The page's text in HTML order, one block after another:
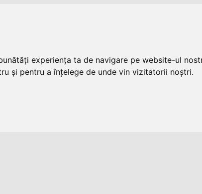
experiența ta de navigare pe website-ul
și pentru a înțelege de unde vin vizitatorii noștri.